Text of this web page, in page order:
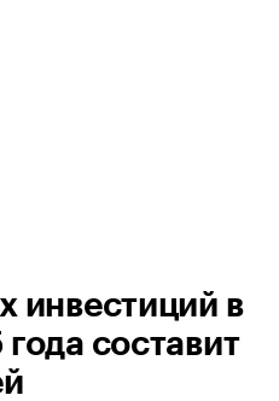
инвестиций в
составит